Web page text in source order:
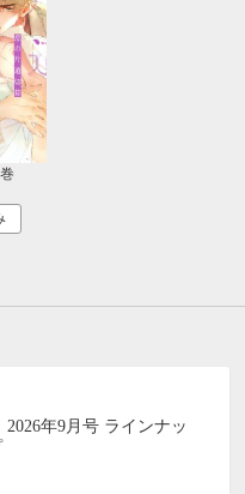
年9月号 ラインナッ